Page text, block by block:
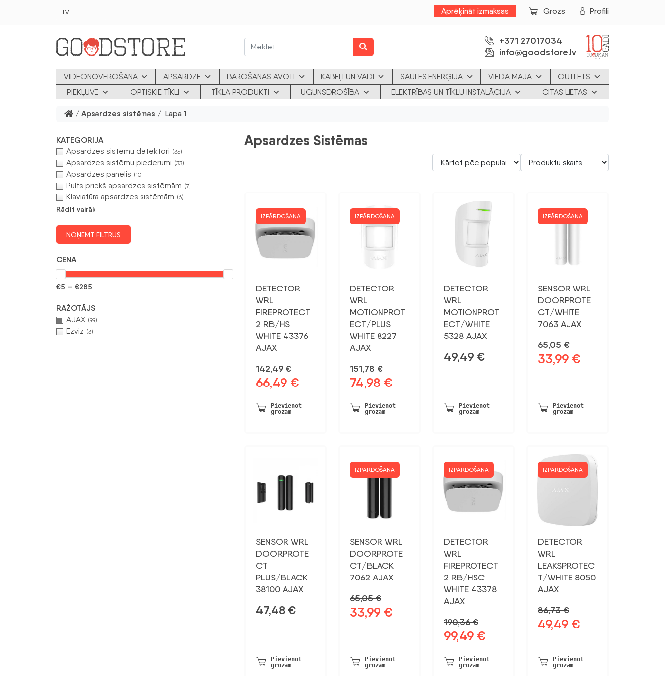
LV Aprēķināt izmaksas Grozs Profili
+371 27017034
info@goodstore.lv
VIDEONOVĒROŠANA APSARDZE BAROŠANAS AVOTI KABEĻI UN VADI SAULES ENERĢIJA VIEDĀ MĀJA
OUTLETS
PIEKĻUVE
OPTISKIE TĪKLI TĪKLA PRODUKTI UGUNSDROŠĪBA ELEKTRĪBAS UN TĪKLU INSTALĀCIJA CITAS LIETAS
/ Apsardzes sistēmas / Lapa 1
KATEGORIJA
Apsardzes sistēmu detektori (35)
Apsardzes sistēmu piederumi (33)
Apsardzes panelis (10)
Pults priekš apsardzes sistēmām (7)
Klaviatūra apsardzes sistēmām (6)
Rādīt vairāk
NOŅEMT FILTRUS
CENA
€5 — €285
RAŽOTĀJS
AJAX (99)
Ezviz (3)
Apsardzes Sistēmas
IZPĀRDOŠANA
DETECTOR
WRL
FIREPROTECT
2 RB/HS
WHITE 43376
AJAX
142,49€
Sākotnējā
bija:
142,49 €.
66,49 €
ir:
Pievienot
grozam
IZPĀRDOŠANA
DETECTOR
WRL
MOTIONPROT
ECT/PLUS
WHITE 8227
AJAX
151,78€
Sākotnējā
bija:
151,78 €.
74,98 €
ir:
Pievienot
grozam
DETECTOR
WRL
MOTIONPROT
ECT/WHITE
5328 AJAX
49,49 €
Pievienot
grozam
IZPĀRDOŠANA
SENSOR WRL
DOORPROTE
CT/WHITE
7063 AJAX
65,05€
Sākotnējā
33,99 €
Pievienot
grozam
SENSOR WRL
DOORPROTE
CT
PLUS/BLACK
38100 AJAX
47,48 €
Pievienot
grozam
IZPĀRDOŠANA
SENSOR WRL
DOORPROTE
CT/BLACK
7062 AJAX
65,05€
Sākotnējā
33,99 €
Pievienot
grozam
IZPĀRDOŠANA
DETECTOR
WRL
FIREPROTECT
2 RB/HSC
WHITE 43378
AJAX
190,36€
Sākotnējā
bija:
190,36 €.
99,49 €
ir:
Pievienot
grozam
IZPĀRDOŠANA
DETECTOR
WRL
LEAKSPROTEC
T/WHITE 8050
AJAX
86,73€
Sākotnējā
86,73 €.
49,49 €
49,49 €.
Pievienot
grozam